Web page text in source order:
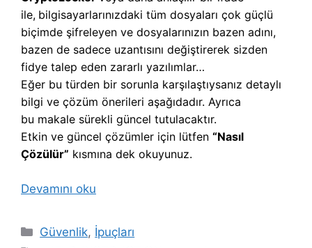
ile, bilgisayarlarınızdaki tüm dosyaları çok güçlü
biçimde şifreleyen ve dosyalarınızın bazen adını,
bazen de sadece uzantısını değiştirerek sizden
fidye talep eden zararlı yazılımlar…
Eğer bu türden bir sorunla karşılaştıysanız detaylı
bilgi ve çözüm önerileri aşağıdadır. Ayrıca
bu makale sürekli güncel tutulacaktır.
Etkin ve güncel çözümler için lütfen “Nasıl
Çözülür” kısmına dek okuyunuz.
Devamını oku
Kategoriler
Güvenlik, İpuçları